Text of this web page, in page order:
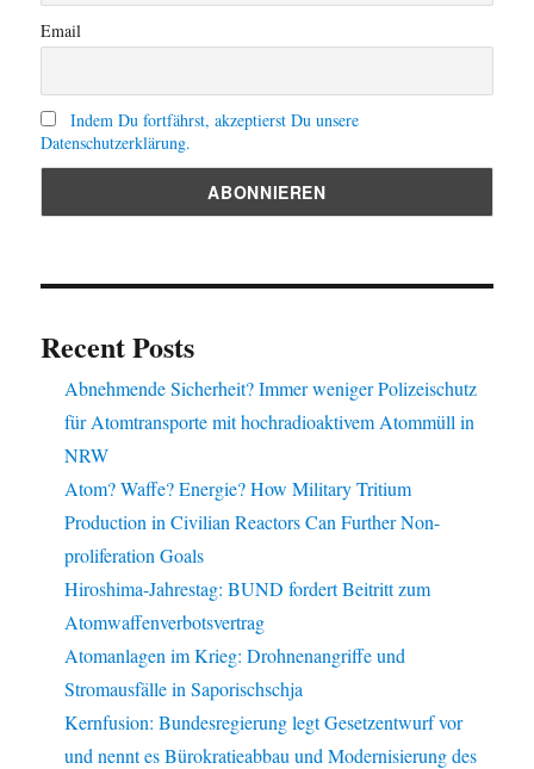
Email
Indem Du fortfährst, akzeptierst Du unsere
Datenschutzerklärung.
Recent Posts
Abnehmende Sicherheit? Immer weniger Polizeischutz
für Atomtransporte mit hochradioaktivem Atommüll in
NRW
Atom? Waffe? Energie? How Military Tritium
Production in Civilian Reactors Can Further Non-
proliferation Goals
Hiroshima-Jahrestag: BUND fordert Beitritt zum
Atomwaffenverbotsvertrag
Atomanlagen im Krieg: Drohnenangriffe und
Stromausfälle in Saporischschja
Kernfusion: Bundesregierung legt Gesetzentwurf vor
und nennt es Bürokratieabbau und Modernisierung des